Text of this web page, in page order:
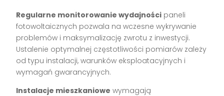
Regularne monitorowanie wydajności paneli
fotowoltaicznych pozwala na wczesne wykrywanie
problemów i maksymalizację zwrotu z inwestycji.
Ustalenie optymalnej częstotliwości pomiarów zależy
od typu instalacji, warunków eksploatacyjnych i
wymagań gwarancyjnych.
Instalacje mieszkaniowe wymagają